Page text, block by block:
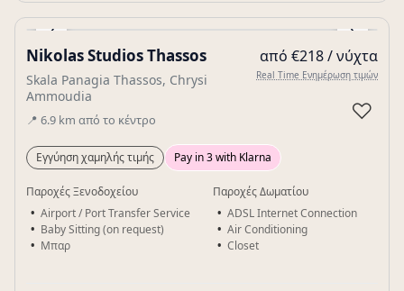
‹ ›
Gallery
Nikolas Studios Thassos
Skala Panagia Thassos, Chrysi
Ammoudia
📍 6.9 km από το κέντρο
από €218 / νύχτα
Real Time Ενημέρωση τιμών
♡
Εγγύηση χαμηλής τιμής Pay in 3 with Klarna
Παροχές Ξενοδοχείου
Airport / Port Transfer Service
Baby Sitting (on request)
Μπαρ
Παροχές Δωματίου
ADSL Internet Connection
Air Conditioning
Closet